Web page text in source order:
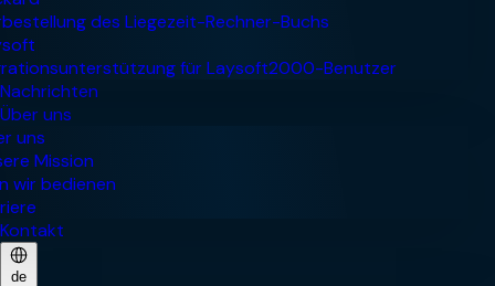
Nachrichten
Über uns
Kontakt
de